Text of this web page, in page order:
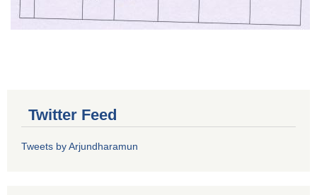
Twitter Feed
Tweets by Arjundharamun